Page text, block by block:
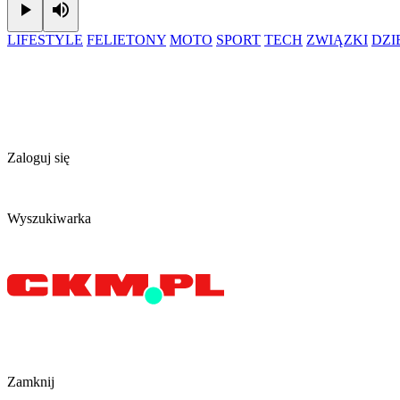
Play
LIFESTYLE FELIETONY MOTO SPORT TECH ZWIĄZKI
Zaloguj się
Wyszukiwarka
Zamknij